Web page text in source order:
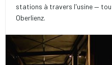
stations à travers l'usine —
Oberlienz.